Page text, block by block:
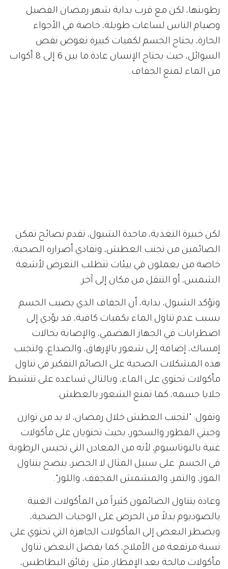
رطوبتها، لكن مع قرب بداية شهر رمضان الفضيل
وصيام الناس لساعات طويلة، خاصة في الأجواء
الحارة، يحتاج الجسم لكميات كبيرة تعوض نقص
السوائل، حيث يحتاج الإنسان عادة ما بين 6 إلى 8 أكواب
من الماء لمنع الجفاف.
لكن خبيرة التغذية، ماجدة الشبول، تقدم نصائح تمكن
الصائمين من تجنب العطش، وتفادي أضراره الصحية،
خاصة من يعملون في بيئات تتطلب التعرض لأشعة
الشمس، أو التنقل من مكان إلى آخر.
وتؤكد الشبول، بداية، أن الجفاف الذي يصيب الجسم
بسبب عدم تناول الماء بكميات كافية، قد يؤدي إلى
اضطرابات في الجهاز الهضمي، والإصابة بحالات
إمساك، إضافة إلى شعور بالإرهاق، والصداع، ولتجنب
هذه المشكلات الصحية على الصائم التفكير في تناول
مأكولات تحتوي على الماء، وبالتالي تساعده على تنشيط
خلايا جسمه، كما تمنع الشعور بالعطش.
وتقول: "لتجنب العطش خلال رمضان، لا بد من توازن
وجبتي الفطور والسحور، بحيث تحتويان على مأكولات
غنية بالبوتاسيوم، لأنه من المعادن التي تحبس الرطوبة
في الجسم. على سبيل المثال لا الحصر، ينصح بتناول
الموز، والتمر، والمشمش المجفف، واللوز".
وعادة يتناول الصائمون كثيراً من المأكولات الغنية
بالصوديوم بدلاً من الحرص على الوجبات الصحية،
ويضطر البعض إلى المأكولات الجاهزة التي تحتوي على
نسبة مرتفعة من الأملاح، كما يفضل البعض تناول
مأكولات مالحة بعد الإفطار، مثل: رقائق البطاطس،